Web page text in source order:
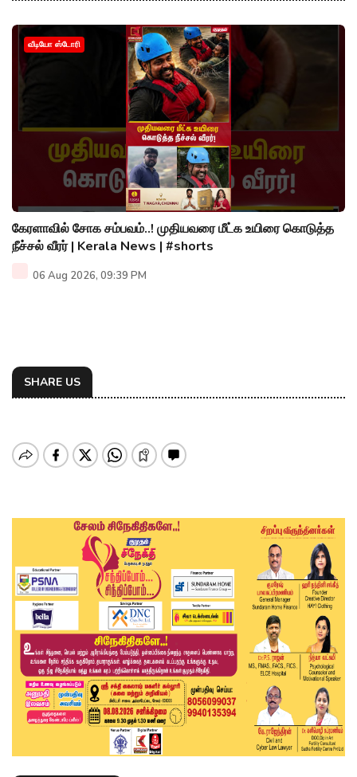
வீடியோ ஸ்டோரி
கேரளாவில் சோக சம்பவம்..! முதியவரை மீட்க உயிரை கொடுத்த
நீச்சல் வீரர் | Kerala News | #shorts
06 Aug 2026, 09:39 PM
SHARE US